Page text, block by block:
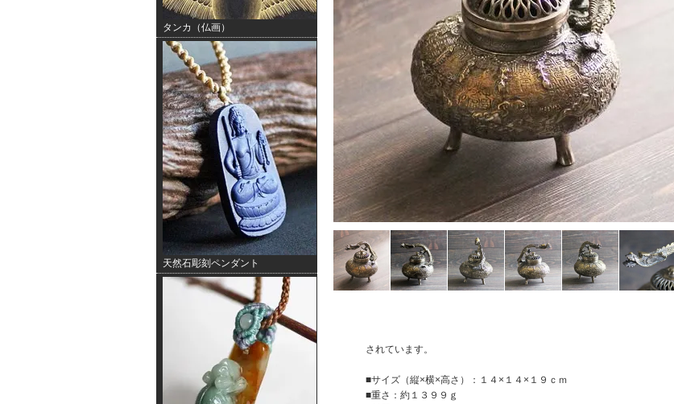
タンカ（仏画）
天然石彫刻ペンダント
されています。
■サイズ（縦×横×高さ）：１４×１４×１９ｃｍ
■重さ：約１３９９ｇ